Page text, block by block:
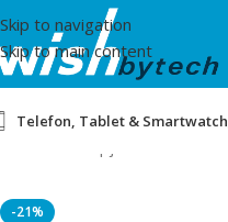
Skip to navigation
Skip to main content
Telefon, Tablet & Smartwatch
-21%